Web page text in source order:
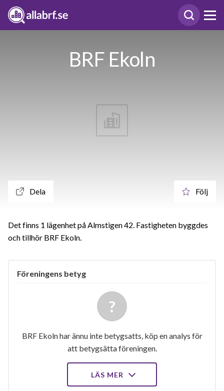
BRF Ekoln
Dela Följ
Det finns 1 lägenhet på Almstigen 42. Fastigheten byggdes
och tillhör BRF Ekoln.
Föreningens betyg
BRF Ekoln har ännu inte betygsatts, köp en analys för
att betygsätta föreningen.
LÄS MER